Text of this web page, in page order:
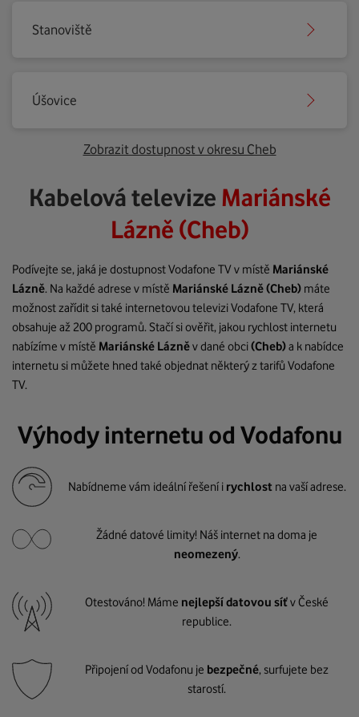
Stanoviště
Úšovice
Zobrazit dostupnost v okresu Cheb
Kabelová televize Mariánské
Lázně (Cheb)
Podívejte se, jaká je dostupnost Vodafone TV v místě Mariánské
Lázně. Na každé adrese v místě Mariánské Lázně(Cheb) máte
možnost zařídit si také internetovou televizi Vodafone TV, která
obsahuje až 200 programů. Stačí si ověřit, jakou rychlost internetu
nabízíme v místě Mariánské Lázněv dané obci(Cheb)a k nabídce
internetu si můžete hned také objednat některý z tarifů Vodafone
TV.
Výhody internetu od Vodafonu
Nabídneme vám ideální řešení i rychlost na vaší adrese.
Žádné datové limity! Náš internet na doma je
neomezený.
Otestováno! Máme nejlepší datovou síťv České
republice.
Připojení od Vodafonu je bezpečné, surfujete bez
starostí.